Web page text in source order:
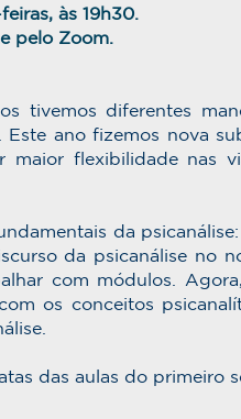
às 19h30.
pelo Zoom.
tivemos diferentes
Este ano fizemos nova
maior flexibilidade nas
da
da psicanálise no
com módulos.
os conceitos
das aulas do primeiro